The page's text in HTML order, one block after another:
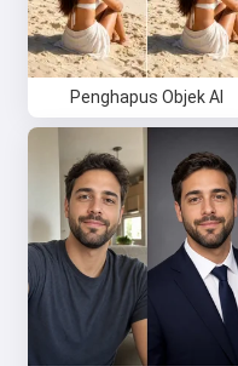
Penghapus Objek AI